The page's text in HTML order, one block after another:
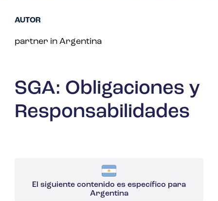
SGA: Obligaciones y
Responsabilidades
El siguiente contenido es específico para
Argentina
AUTOR
partner in Argentina